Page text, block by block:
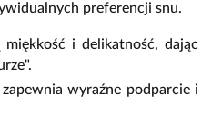
preferencji snu.
miękkość i delikatność, dając
zapewnia wyraźne podparcie i